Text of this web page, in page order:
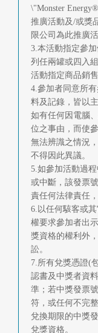
\"Monster
推廣活動及/或獎
限公司為此推廣
3.本活動指定參
列任兩罐或四入
活動指定商品銷
4.參加者同意所
料及記錄，皆以
如有任何因電腦
位之事由，而使
無法辨識之情況
不得因此異議。
5.如參加活動過
或中斷，該發票
責任何法律責任
6.以任何駭客或
權要求參加者出
獎資格的權利外
訟。
7.所有兌獎憑證(
認書及中獎者資
準；若中獎發票
符，或任何不完
兌換期限的中獎
兌獎資格。